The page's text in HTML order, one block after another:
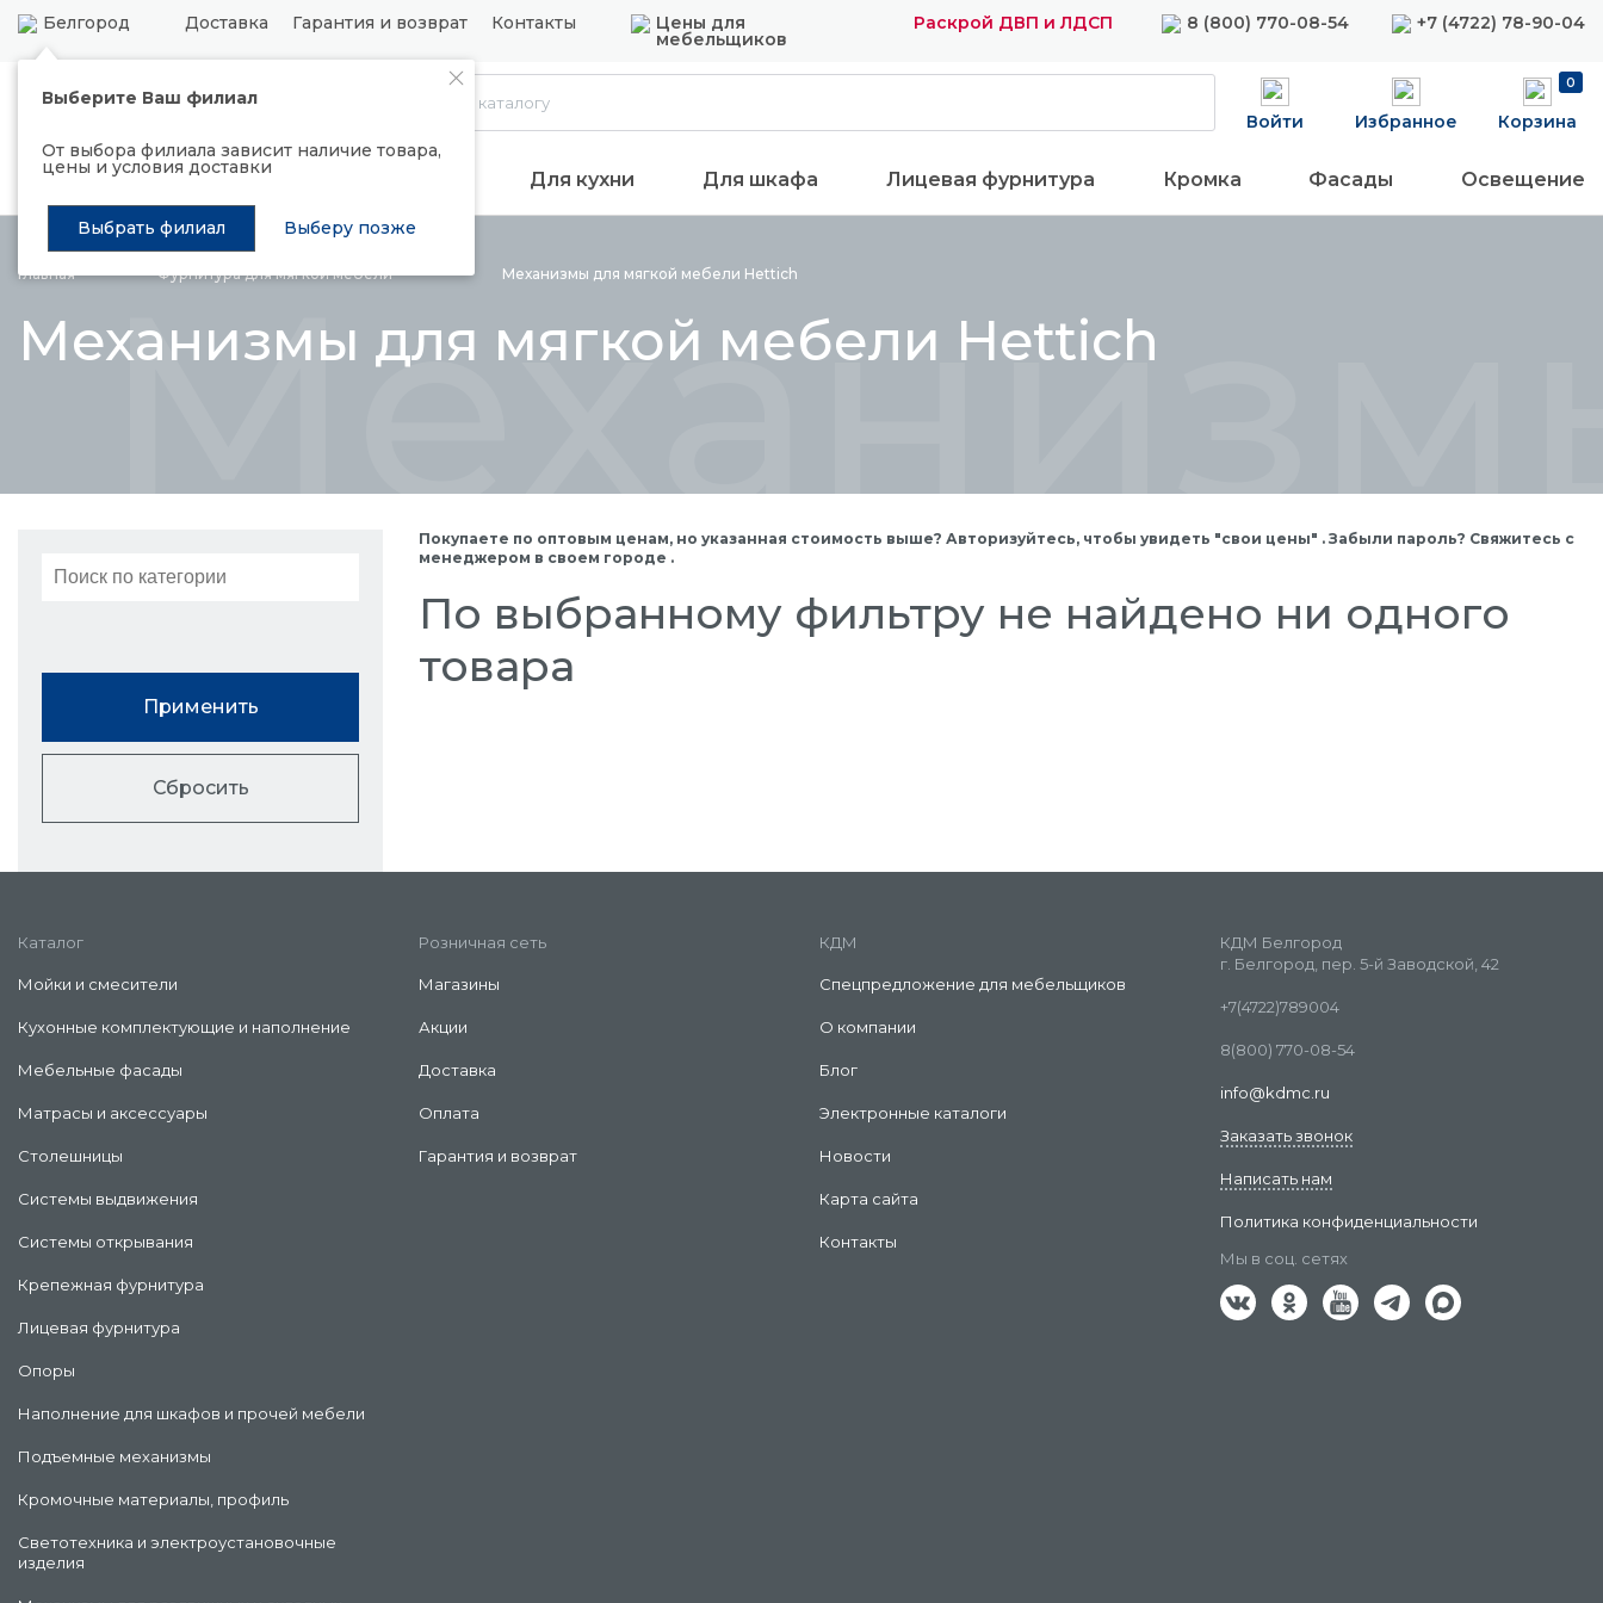
Белгород Доставка Гарантия и возврат Контакты Цены для
мебельщиков
Раскрой ДВП и ЛДСП 8 (800) 770-08-54 +7 (4722) 78-90-04
Выберите Ваш филиал
От выбора филиала зависит наличие товара,
цены и условия доставки
Выбрать филиал Выберу позже
Каталог
Войти Избранное
0
Корзина
Распродажа Подъемные механизмы Для кухни Для шкафа Лицевая фурнитура Кромка Фасады Освещение
Главная Фурнитура для мягкоймебели Механизмы для мягкой мебели Hettich
Механизмы для мягкой мебели Hettich
Применить
Сбросить
Покупаете по оптовым ценам, но указанная стоимость выше? Авторизуйтесь, чтобы увидеть "свои цены" . Забыли пароль? Свяжитесь с
менеджером в своем городе .
По выбранному фильтру не найдено ни одного
товара
Каталог
Мойки и смесители
Кухонные комплектующие и наполнение
Мебельные фасады
Матрасы и аксессуары
Столешницы
Системы выдвижения
Системы открывания
Крепежная фурнитура
Лицевая фурнитура
Опоры
Наполнение для шкафов и прочей мебели
Подъемные механизмы
Кромочные материалы, профиль
Светотехника и электроустановочные
изделия
Розничная сеть
Магазины
Акции
Доставка
Оплата
Гарантия и возврат
КДМ
Спецпредложение для мебельщиков
О компании
Блог
Электронные каталоги
Новости
Карта сайта
Контакты
КДМ Белгород
г. Белгород, пер. 5-й Заводской, 42
+7(4722)789004
8(800) 770-08-54
info@kdmc.ru
Заказать звонок
Написать нам
Политика конфиденциальности
Мы в соц. сетях